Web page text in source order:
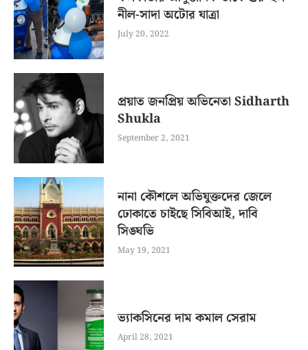
নীল-সাদা অটোর যাত্রা
July 20, 2022
প্রয়াত জনপ্রিয় অভিনেতা Sidharth
Shukla
September 2, 2021
নানা কৌশলে অভিযুক্তদের জেলে
ঢোকাতে চাইছে সিবিআই, দাবি
সিঙ্ঘভি
May 19, 2021
ভ্যাকসিনের দাম কমাল সেরাম
April 28, 2021